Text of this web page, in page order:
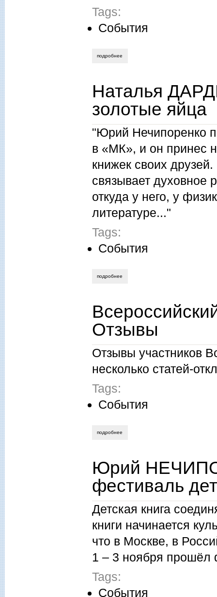
Tags:
События
подробнее
Наталья
золотые яйца
"Юрий Нечипоренко
в «МК», и он принес
книжек своих
связывает духовное
откуда у него, у
литературе..."
Tags:
События
подробнее
Отзывы
Отзывы участников
несколько статей-
Tags:
События
подробнее
Юрий
фестиваль
Детская книга
книги начинается
что в Москве, в
1 – 3 ноября прошёл
Tags:
События